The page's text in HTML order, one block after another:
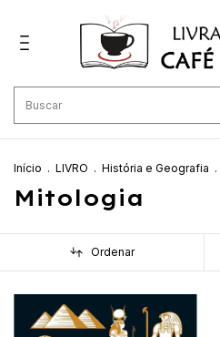
Início . LIVRO . História e Geografia .
Mitologia
Ordenar